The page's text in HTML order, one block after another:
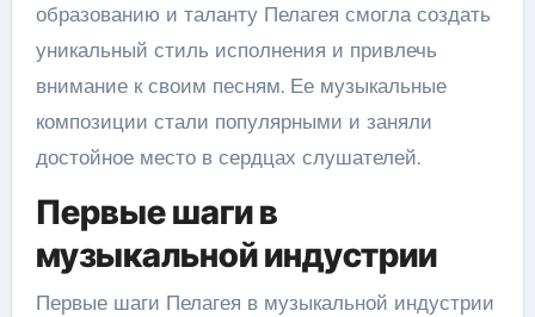
образованию и таланту Пелагея смогла создать
уникальный стиль исполнения и привлечь
внимание к своим песням. Ее музыкальные
композиции стали популярными и заняли
достойное место в сердцах слушателей.
Первые шаги в
музыкальной индустрии
Первые шаги Пелагея в музыкальной индустрии